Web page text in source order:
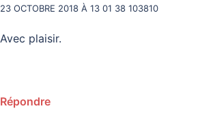
23 OCTOBRE 2018 À 13 01 38 103810
Avec plaisir.
Répondre